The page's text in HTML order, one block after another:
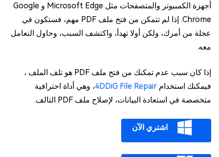
أجهزة الكمبيوتر والمتصفحات مثل Microsoft Edge و Google
Chrome. إذا لم تتمكن من فتح ملف PDF مهم، فستكون في
عجلة من أمرك، ولكن أولا تهدأ، واكتشف السبب، وحاول التعامل
معه.
إذا كان سبب عدم تمكنك من فتح ملف PDF هو تلف الملف ،
فيمكنك استخدام 4DDiG File Repair، وهي أداة احترافية
متخصصة في استعادة البيانات، لإصلاح ملف PDF التالف.
اشتري الآن